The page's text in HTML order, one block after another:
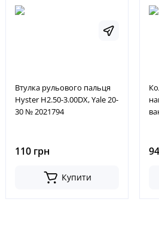
Втулка рульового пальця
Hyster H2.50-3.00DX, Yale 20-
30 № 2021794
110 грн
Купити